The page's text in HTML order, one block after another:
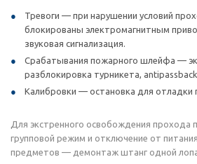
Тревоги — при нарушении условий
блокированы электромагнитным
звуковая сигнализация.
Срабатывания пожарного шлейфа —
разблокировка турникета,
Калибровки — остановка для отладки
Для экстренного освобождения прохода
групповой режим и отключение от
предметов — демонтаж штанг одной